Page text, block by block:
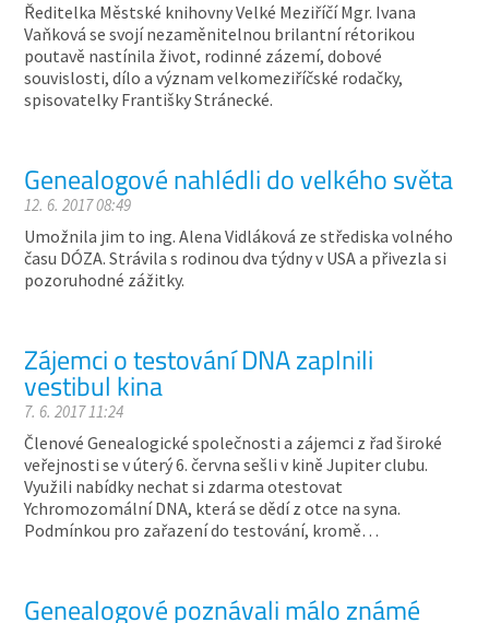
Ředitelka Městské knihovny Velké Meziříčí Mgr. Ivana
Vaňková se svojí nezaměnitelnou brilantní rétorikou
poutavě nastínila život, rodinné zázemí, dobové
souvislosti, dílo a význam velkomeziříčské rodačky,
spisovatelky Františky Stránecké.
Genealogové nahlédli do velkého světa
12. 6. 2017 08:49
Umožnila jim to ing. Alena Vidláková ze střediska volného
času DÓZA. Strávila s rodinou dva týdny v USA a přivezla si
pozoruhodné zážitky.
Zájemci o testování DNA zaplnili
vestibul kina
7. 6. 2017 11:24
Členové Genealogické společnosti a zájemci z řad široké
veřejnosti se v úterý 6. června sešli v kině Jupiter clubu.
Využili nabídky nechat si zdarma otestovat
Ychromozomální DNA, která se dědí z otce na syna.
Podmínkou pro zařazení do testování, kromě…
Genealogové poznávali málo známé